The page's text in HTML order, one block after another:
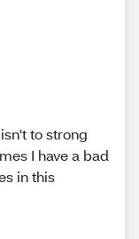
to strong
I have a bad
in this